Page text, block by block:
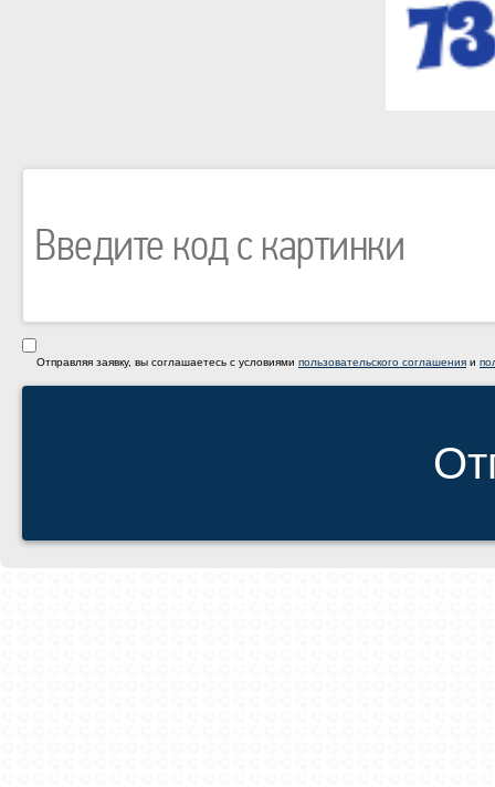
Отправляя заявку, вы соглашаетесь с условиями пользовательского соглашения и